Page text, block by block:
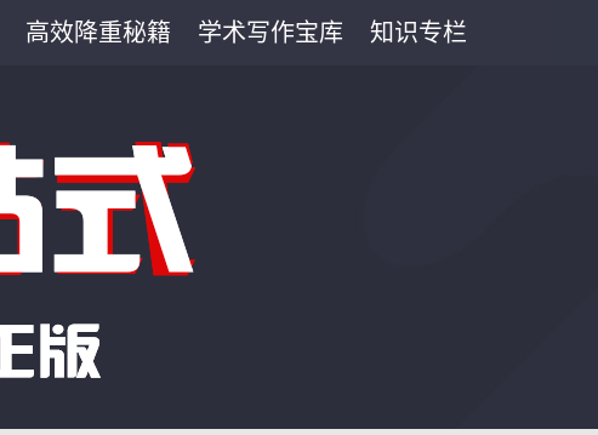
高效降重秘籍 学术写作宝库 知识专栏